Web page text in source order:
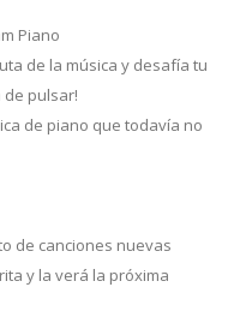
Piano
de la música y desafía tu
pulsar!
de piano que todavía no
de canciones nuevas
y la verá la próxima